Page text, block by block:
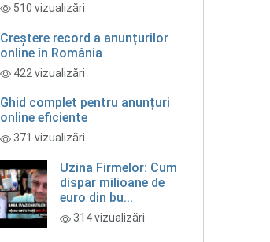
510 vizualizări
Creștere record a anunțurilor
online în România
422 vizualizări
Ghid complet pentru anunțuri
online eficiente
371 vizualizări
Uzina Firmelor: Cum
dispar milioane de
euro din bu...
314 vizualizări